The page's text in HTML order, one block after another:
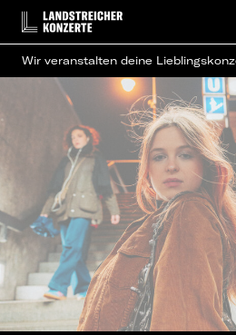
Wir veranstalten deine